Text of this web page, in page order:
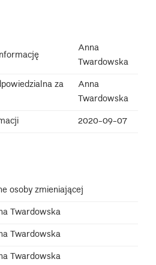
Anna
Twardowska
za
Anna
Twardowska
2020-09-07
osoby zmieniającej
Twardowska
Twardowska
Twardowska